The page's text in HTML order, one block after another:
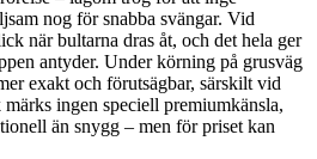
nog för snabba svängar. Vid
när bultarna dras åt, och det hela ger
antyder. Under körning på grusväg
exakt och förutsägbar, särskilt vid
ingen speciell premiumkänsla,
än snygg – men för priset kan